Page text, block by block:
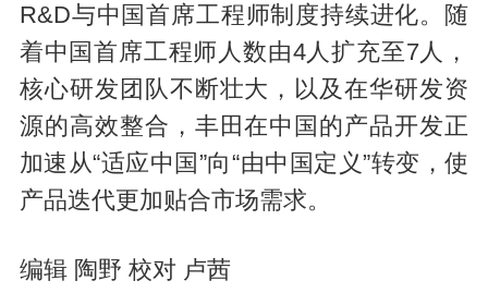
R&D与中国首席工程师制度持续进化。随
着中国首席工程师人数由4人扩充至7人，
核心研发团队不断壮大，以及在华研发资
源的高效整合，丰田在中国的产品开发正
加速从“适应中国”向“由中国定义”转变，使
产品迭代更加贴合市场需求。
编辑 陶野 校对 卢茜